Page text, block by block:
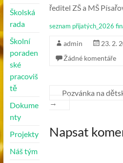
ředitel ZŠ a MŠ
seznam přijatých_2026
admin 23. 2.
Žádné komentáře
Pozvánka na
→
Napsat
Školská
rada
Školní
poraden
ské
pracoviš
tě
Dokume
nty
Projekty
Náš tým